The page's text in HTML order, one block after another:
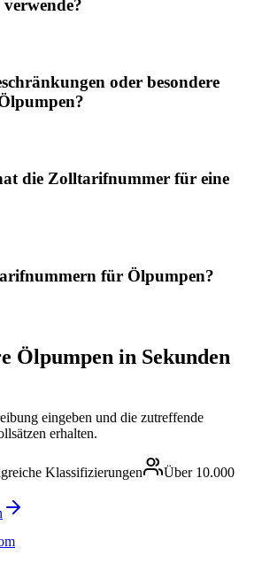
oder besondere
die Zolltarifnummer für eine
für Ölpumpen?
Ölpumpen in Sekunden
eingeben und die zutreffende
erhalten.
Klassifizierungen Über 10.000